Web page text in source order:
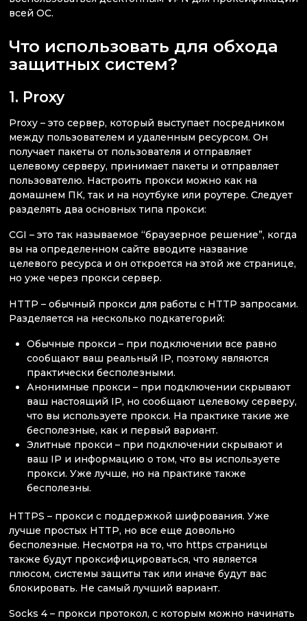
всей ОС.
Что использовать для обхода
защитных систем?
1. Proxy
Proxy – это сервер, который выступает посредником
между пользователем и удаленным ресурсом. Он
получает пакеты от пользователя и отправляет
целевому серверу, принимает пакеты и отправляет
пользователю. Настроить прокси можно как на
домашнем ПК, так и на ноутбуке или роутере. Следует
разделять два основных типа прокси:
CGI – это так называемое “браузерное решение”, когда
вы на определенном сайте вводите название
целевого ресурса и он откроется на этой же странице,
но уже через прокси сервер.
HTTP – обычный прокси для работы с HTTP запросами.
Разделяется на несколько подкатегорий:
Обычные прокси – при подключении все равно
сообщают ваш реальный IP, поэтому являются
практически бесполезными.
Анонимные прокси – при подключении скрывают
ваш настоящий IP, но сообщают целевому серверу,
что вы используете прокси. На практике такие же
бесполезные, как и первый вариант.
Элитные прокси – при подключении скрывают и
ваш IP и информацию о том, что вы используете
прокси. Уже лучше, но на практике также
бесполезны.
HTTPS – прокси с поддержкой шифрования. Уже
лучше простых HTTP, но все еще довольно
бесполезные. Несмотря на то, что https страницы
также будут проксифицироваться, что является
плюсом, системы защиты так или иначе будут вас
блокировать. Не самый лучший вариант.
Socks 4 – прокси протокол, с которым можно начинать